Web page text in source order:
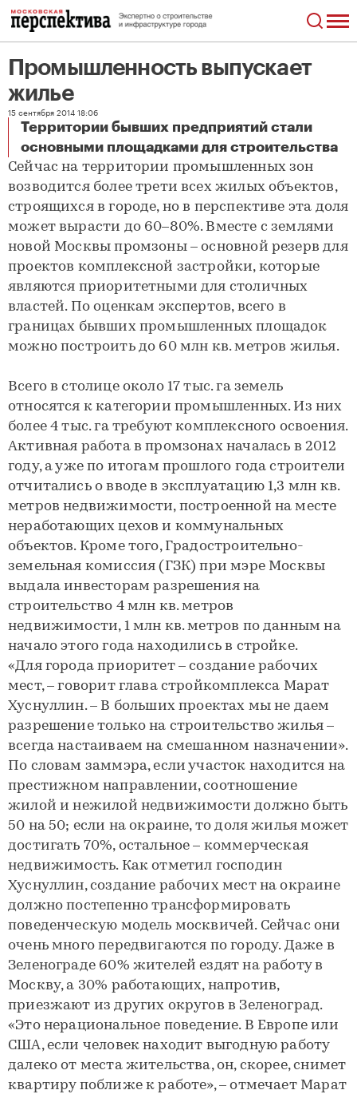
Промышленность выпускает
жилье
15 сентября 2014 18:06
Территории бывших предприятий стали
основными площадками для строительства
Промышленность выпускает жилье
Сейчас на территории промышленных зон
возводится более трети всех жилых объектов,
строящихся в городе, но в перспективе эта доля
может вырасти до 60–80%. Вместе с землями
новой Москвы промзоны – основной резерв для
проектов комплексной застройки, которые
являются приоритетными для столичных
властей. По оценкам экспертов, всего в
границах бывших промышленных площадок
можно построить до 60 млн кв. метров жилья.
Всего в столице около 17 тыс. га земель
относятся к категории промышленных. Из них
более 4 тыс. га требуют комплексного освоения.
Активная работа в промзонах началась в 2012
году, а уже по итогам прошлого года строители
отчитались о вводе в эксплуатацию 1,3 млн кв.
метров недвижимости, построенной на месте
неработающих цехов и коммунальных
объектов. Кроме того, Градостроительно-
земельная комиссия (ГЗК) при мэре Москвы
выдала инвесторам разрешения на
строительство 4 млн кв. метров
недвижимости, 1 млн кв. метров по данным на
начало этого года находились в стройке.
«Для города приоритет – создание рабочих
мест, – говорит глава стройкомплекса Марат
Хуснуллин. – В больших проектах мы не даем
разрешение только на строительство жилья –
всегда настаиваем на смешанном назначении».
По словам заммэра, если участок находится на
престижном направлении, соотношение
жилой и нежилой недвижимости должно быть
50 на 50; если на окраине, то доля жилья может
достигать 70%, остальное – коммерческая
недвижимость. Как отметил господин
Хуснуллин, создание рабочих мест на окраине
должно постепенно трансформировать
поведенческую модель москвичей. Сейчас они
очень много передвигаются по городу. Даже в
Зеленограде 60% жителей ездят на работу в
Москву, а 30% работающих, напротив,
приезжают из других округов в Зеленоград.
«Это нерациональное поведение. В Европе или
США, если человек находит выгодную работу
далеко от места жительства, он, скорее, снимет
квартиру поближе к работе», – отмечает Марат